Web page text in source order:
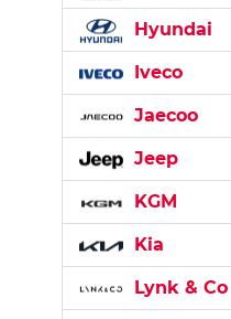
Hyundai
Iveco
Jaecoo
Jeep
KGM
Kia
Lynk & Co